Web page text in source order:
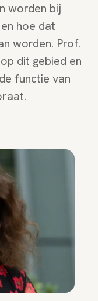
worden bij
hoe dat
worden. Prof.
dit gebied en
functie van